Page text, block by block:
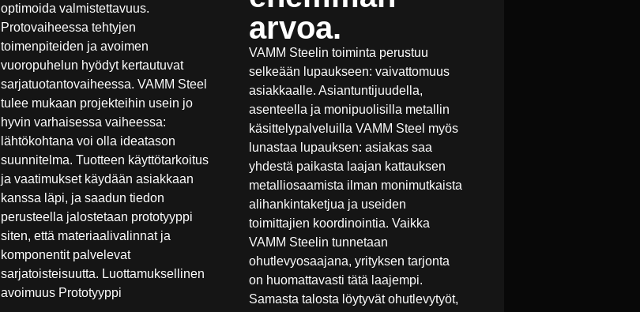
optimoida valmistettavuus.
Protovaiheessa tehtyjen
toimenpiteiden ja avoimen
vuoropuhelun hyödyt kertautuvat
sarjatuotantovaiheessa. VAMM Steel
tulee mukaan projekteihin usein jo
hyvin varhaisessa vaiheessa:
lähtökohtana voi olla ideatason
suunnitelma. Tuotteen käyttötarkoitus
ja vaatimukset käydään asiakkaan
kanssa läpi, ja saadun tiedon
perusteella jalostetaan prototyyppi
siten, että materiaalivalinnat ja
komponentit palvelevat
sarjatoisteisuutta. Luottamuksellinen
avoimuus Prototyyppi
arvoa.
VAMM Steelin toiminta perustuu
selkeään lupaukseen: vaivattomuus
asiakkaalle. Asiantuntijuudella,
asenteella ja monipuolisilla metallin
käsittelypalveluilla VAMM Steel myös
lunastaa lupauksen: asiakas saa
yhdestä paikasta laajan kattauksen
metalliosaamista ilman monimutkaista
alihankintaketjua ja useiden
toimittajien koordinointia. Vaikka
VAMM Steelin tunnetaan
ohutlevyosaajana, yrityksen tarjonta
on huomattavasti tätä laajempi.
Samasta talosta löytyvät ohutlevytyöt,